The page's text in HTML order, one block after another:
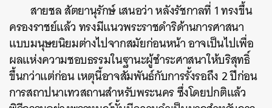
สายชล สัตยานุรักษ์ เสนอว่า หลังรัชกาลที่ 1 ทรงขึ้น
ครองราชย์แล้ว ทรงมีแนวพระราชดำริด้านการศาสนา
แบบมนุษยนิยมต่างไปจากสมัยก่อนหน้า อาจเป็นไปเพื่อ
ผลแห่งความชอบธรรมในฐานะผู้ชำระศาสนาให้บริสุทธิ์
ขึ้นกว่าแต่ก่อน เหตุนี้อาจสัมพันธ์กับการรั้งรอถึง 2 ปีก่อน
การสถาปนาเทวสถานสำหรับพระนคร ซึ่งโดยปกติแล้ว